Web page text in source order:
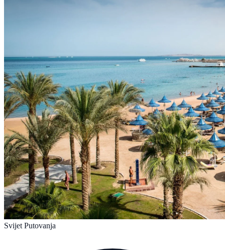
Svijet Putovanja